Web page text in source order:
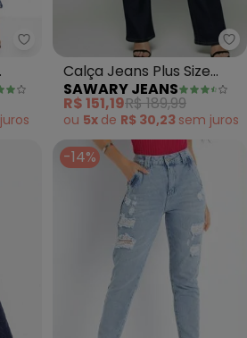
Sawary Jeans - Calça (Jeans)
juros
Calça Jeans Plus Size
(Azul)
SAWARY JEANS
R$ 151,19R$ 189,99
ou 5x de R$ 30,23 sem juros
-14%